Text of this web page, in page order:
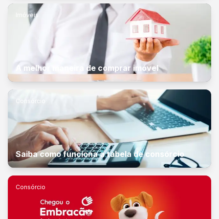
Imóveis
A melhor maneira de comprar imóvel
Consórcio
Saiba como funciona a tabela de consórcio
Consórcio